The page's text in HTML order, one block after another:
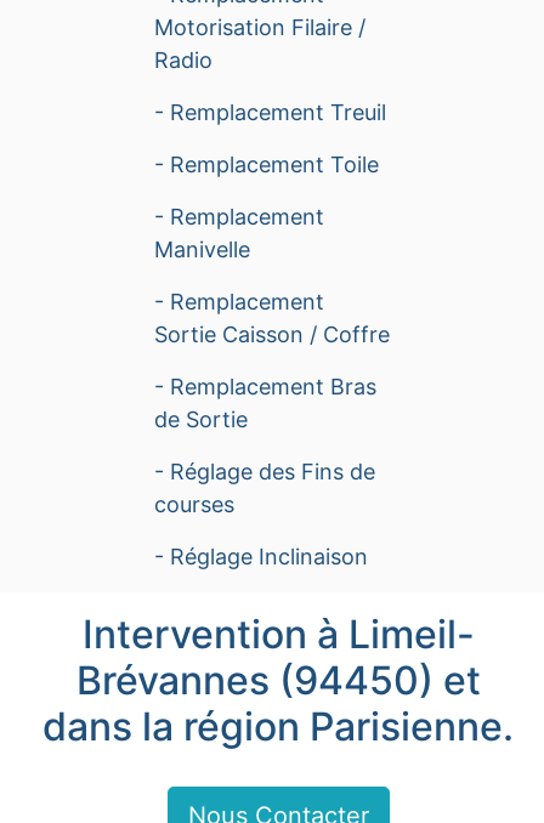
Motorisation Filaire /
Radio
- Remplacement Treuil
- Remplacement Toile
- Remplacement
Manivelle
- Remplacement
Sortie Caisson / Coffre
- Remplacement Bras
de Sortie
- Réglage des Fins de
courses
- Réglage Inclinaison
Intervention à Limeil-
Brévannes (94450) et
dans la région Parisienne.
Nous Contacter